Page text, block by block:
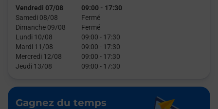
Vendredi 07/08 09:00 - 17:30
Samedi 08/08
Fermé
Dimanche 09/08
Fermé
Lundi 10/08
09:00 - 17:30
Mardi 11/08
09:00 - 17:30
Mercredi 12/08
09:00 - 17:30
Jeudi 13/08
09:00 - 17:30
Gagnez du temps